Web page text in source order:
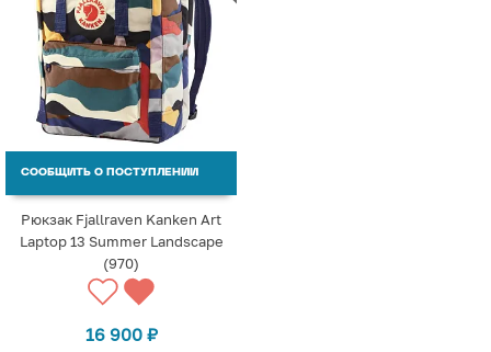
СООБЩИТЬ О ПОСТУПЛЕНИИ
Рюкзак Fjallraven Kanken Art
Laptop 13 Summer Landscape
(970)
16 900 ₽